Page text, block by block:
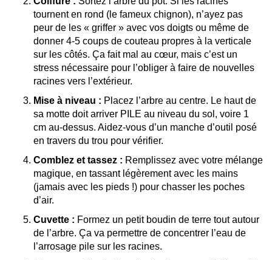
tournent en rond (le fameux chignon), n’ayez pas
peur de les « griffer » avec vos doigts ou même de
donner 4-5 coups de couteau propres à la verticale
sur les côtés. Ça fait mal au cœur, mais c’est un
stress nécessaire pour l’obliger à faire de nouvelles
racines vers l’extérieur.
Mise à niveau : Placez l’arbre au centre. Le haut de
sa motte doit arriver PILE au niveau du sol, voire 1
cm au-dessus. Aidez-vous d’un manche d’outil posé
en travers du trou pour vérifier.
Comblez et tassez : Remplissez avec votre mélange
magique, en tassant légèrement avec les mains
(jamais avec les pieds !) pour chasser les poches
d’air.
Cuvette : Formez un petit boudin de terre tout autour
de l’arbre. Ça va permettre de concentrer l’eau de
l’arrosage pile sur les racines.